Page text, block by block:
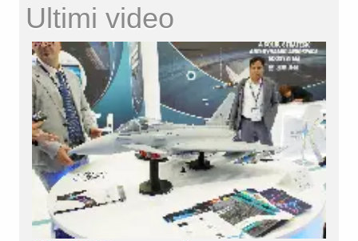
Ultimi video